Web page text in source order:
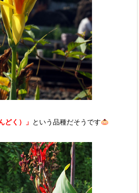
どく）」 という品種だそうです